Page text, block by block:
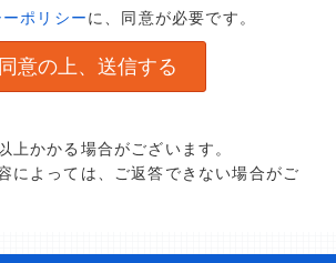
ポリシーに、同意が必要です。
上かかる場合がございます。
によっては、ご返答できない場合がご